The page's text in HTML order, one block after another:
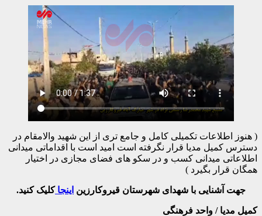
( هنوز اطلاعات تکمیلی کامل و جامع تری از این شهید والامقام در
دسترس کمیل مدیا قرار نگرفته است امید است با اقداماتی میدانی
اطلاعاتی میدانی کسب و در سکو های فضای مجازی در اختیار
همگان قرار بگیرد )
جهت آشنایی با شهدای شهرستان قیروکارزین اینجاکلیک کنید.
کمیل مدیا / واحد فرهنگی